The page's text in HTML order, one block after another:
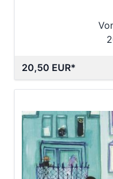
20,50 EUR